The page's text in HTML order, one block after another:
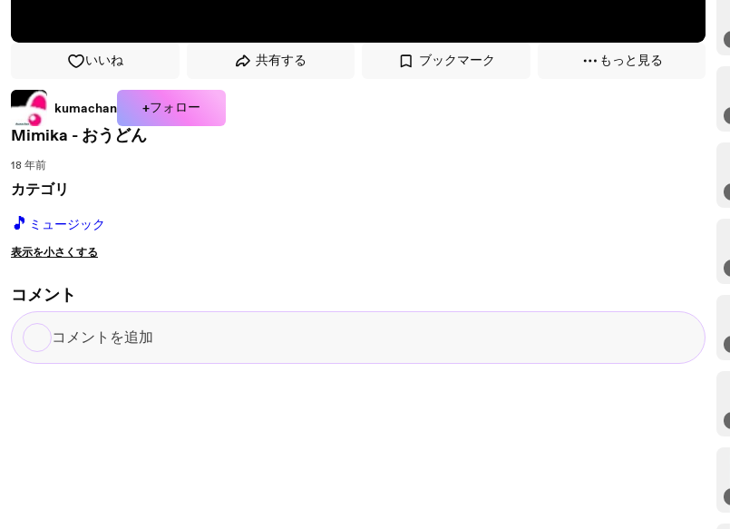
いいね 共有する ブックマーク もっと見る
kumachan +フォロー
Mimika - おうどん
18 年前
カテゴリ
🎵 ミュージック
表示を小さくする
コメント
コ
メ